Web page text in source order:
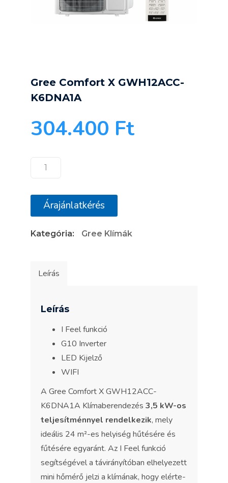
Gree Comfort X GWH12ACC-
K6DNA1A
304.400 Ft
Gree
X
GWH12ACC-
mennyiség
Árajánlatkérés
Kategória: Gree Klímák
Leírás
Leírás
I Feel funkció
G10 Inverter
LED Kijelző
WIFI
A Gree Comfort X GWH12ACC-
K6DNA1A Klímaberendezés 3,5 kW-os
teljesítménnyel rendelkezik, mely
ideális 24 m²-es helyiség hűtésére és
fűtésére egyaránt. Az I Feel funkció
segítségével a távirányítóban elhelyezett
mini hőmérő jelzi a klímának, hogy elérte-